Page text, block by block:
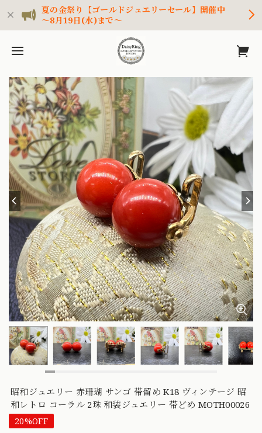
夏の金祭り【ゴールドジュエリーセール】開催中
～8月19日(水)まで～
昭和ジュエリー 赤珊瑚 サンゴ 帯留め K18 ヴィンテージ 昭
和レトロ コーラル 2珠 和装ジュエリー 帯どめ MOTH00026
20%OFF